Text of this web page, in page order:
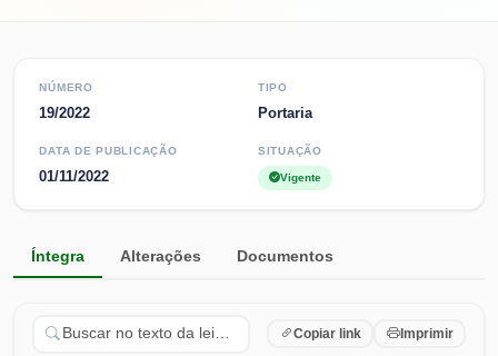
NÚMERO
19/2022
TIPO
Portaria
DATA DE PUBLICAÇÃO
01/11/2022
SITUAÇÃO
Vigente
Íntegra Alterações Documentos
Copiar link Imprimir